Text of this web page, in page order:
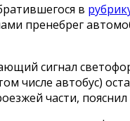
в
пренебрег
сигнал
числе автобус)
части,